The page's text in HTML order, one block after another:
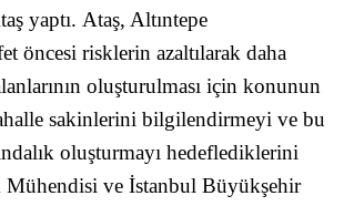
yaptı. Ataş, Altıntepe
öncesi risklerin azaltılarak daha
oluşturulması için konunun
sakinlerini bilgilendirmeyi ve bu
oluşturmayı hedeflediklerini
ve İstanbul Büyükşehir